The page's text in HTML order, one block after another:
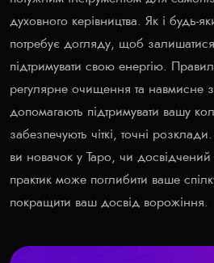
духовного керівництва. Як і будь-
потребує догляду, щоб
підтримувати свою енергію.
регулярне очищення та навмисне
допомагають підтримувати вашу
забезпечують чіткі, точні
ви новачок у Таро, чи
практик може поглибити ваше
покращити ваш досвід ворожіння.